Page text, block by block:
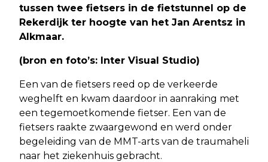
tussen twee fietsers in de fietstunnel op de
Rekerdijk ter hoogte van het Jan Arentsz in
Alkmaar.
(bron en foto’s: Inter Visual Studio)
Een van de fietsers reed op de verkeerde
weghelft en kwam daardoor in aanraking met
een tegemoetkomende fietser. Een van de
fietsers raakte zwaargewond en werd onder
begeleiding van de MMT-arts van de traumaheli
naar het ziekenhuis gebracht.